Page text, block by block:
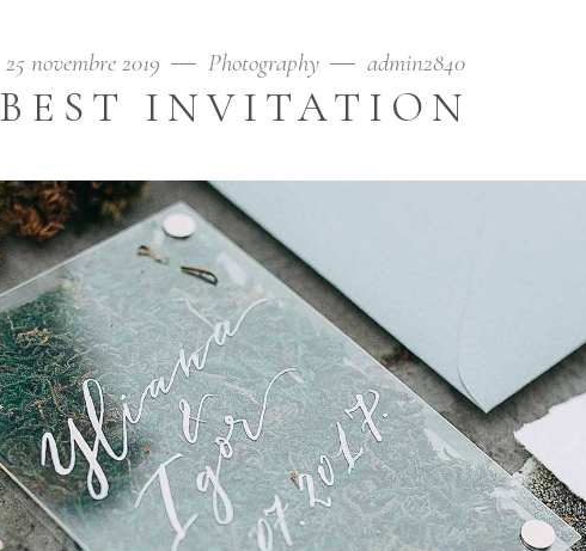
25 novembre 2019 Photography admin2840
BEST INVITATION